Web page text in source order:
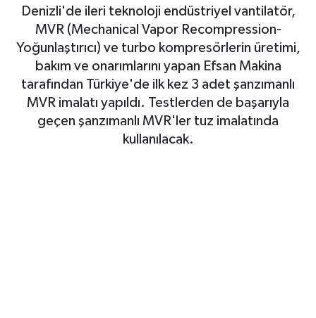
Denizli'de ileri teknoloji endüstriyel vantilatör,
MVR (Mechanical Vapor Recompression-
Yoğunlaştırıcı) ve turbo kompresörlerin üretimi,
bakım ve onarımlarını yapan Efsan Makina
tarafından Türkiye'de ilk kez 3 adet şanzımanlı
MVR imalatı yapıldı. Testlerden de başarıyla
geçen şanzımanlı MVR'ler tuz imalatında
kullanılacak.
EKONOMİ
GÜNDEM
MAGAZİN
Tüm Manşetler
Son Dakika Haberleri
Haber Arşivi